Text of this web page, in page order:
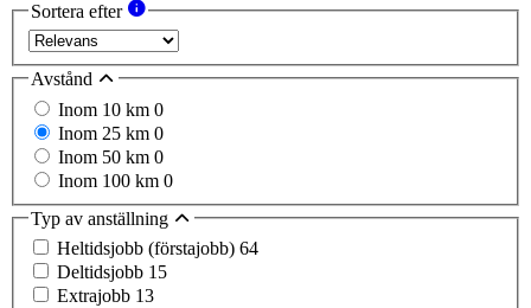
Sortera efter
Avstånd
Inom 10 km 0
Inom 25 km 0
Inom 50 km 0
Inom 100 km 0
Typ av anställning
Heltidsjobb (förstajobb) 64
Deltidsjobb 15
Extrajobb 13